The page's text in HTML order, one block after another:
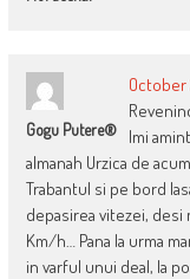
Gogu Putere®
October
Imi
almanah Urzica de
Trabantul si pe bord
depasirea vitezei, desi
Km/h… Pana la urma
in varful unui deal, la